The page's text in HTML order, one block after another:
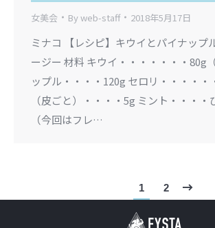
女美会 Byweb-staff 2018年5月17日
ミナコ 【レシピ】キウイとパイナップ
ージー 材料 キウイ・・・・・・・80g
ップル・・・・120g セロリ・・・・・
（皮ごと）・・・・5g ミント・・・・
（今回はフレ…
1 2